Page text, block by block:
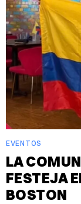
EVENTOS
LA
FESTEJA
BOSTON